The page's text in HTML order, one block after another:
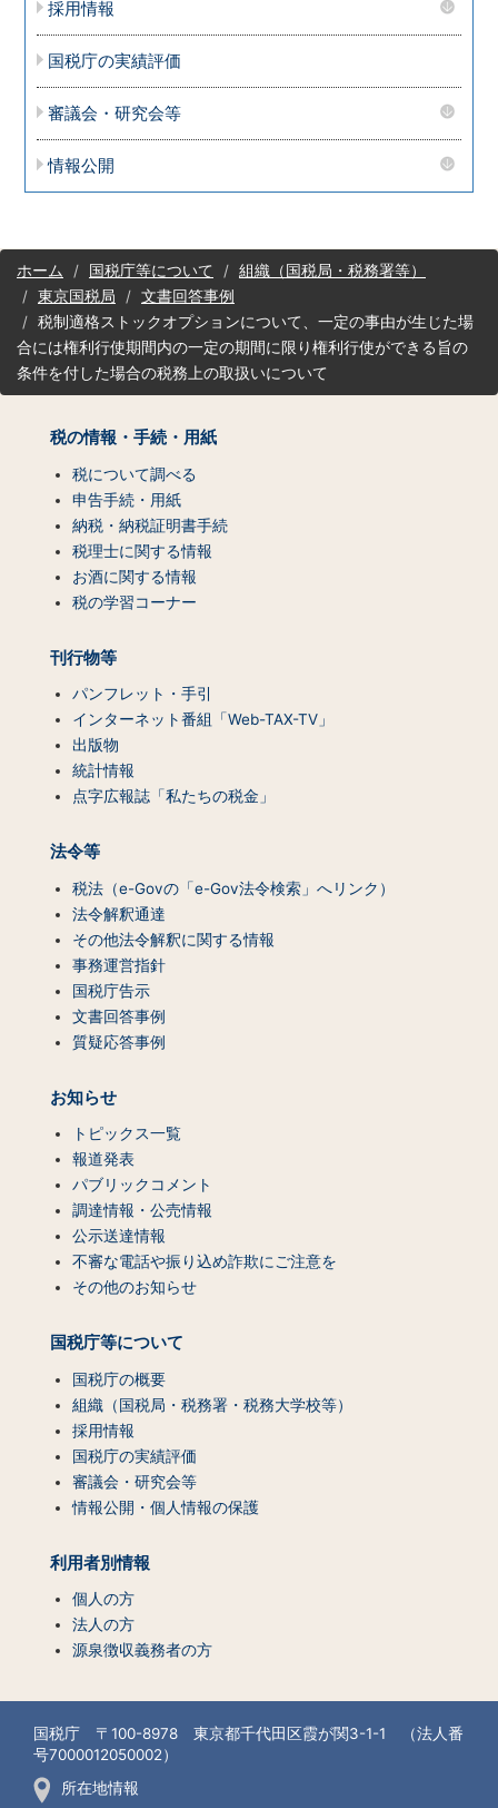
採用情報
国税庁の実績評価
審議会・研究会等
情報公開
サ
イ
ッ
プ
（コ
ホーム 国税庁等について
組織（国税局・税務署等）
東京国税局
文書回答事例
税制適格ストックオプションについて、一定の事由が生じた場
合には権利行使期間内の一定の期間に限り権利行使ができる旨の
条件を付した場合の税務上の取扱いについて
税の情報・手続・用紙
税について調べる
申告手続・用紙
納税・納税証明書手続
税理士に関する情報
お酒に関する情報
税の学習コーナー
刊行物等
パンフレット・手引
インターネット番組「Web-TAX-TV」
出版物
統計情報
点字広報誌「私たちの税金」
法令等
税法（e-Govの「e-Gov法令検索」へリンク）
法令解釈通達
その他法令解釈に関する情報
事務運営指針
国税庁告示
文書回答事例
質疑応答事例
お知らせ
トピックス一覧
報道発表
パブリックコメント
調達情報・公売情報
公示送達情報
不審な電話や振り込め詐欺にご注意を
その他のお知らせ
国税庁等について
国税庁の概要
組織（国税局・税務署・税務大学校等）
採用情報
国税庁の実績評価
審議会・研究会等
情報公開・個人情報の保護
利用者別情報
個人の方
法人の方
源泉徴収義務者の方
国税庁 〒100-8978 東京都千代田区霞が関3-1-1 （法人番
号7000012050002）
所在地情報